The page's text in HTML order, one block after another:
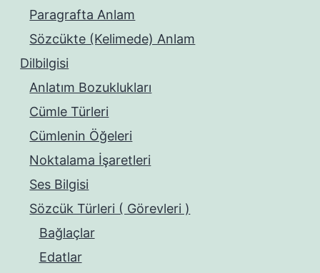
Paragrafta Anlam
Sözcükte (Kelimede) Anlam
Dilbilgisi
Anlatım Bozuklukları
Cümle Türleri
Cümlenin Öğeleri
Noktalama İşaretleri
Ses Bilgisi
Sözcük Türleri ( Görevleri )
Bağlaçlar
Edatlar